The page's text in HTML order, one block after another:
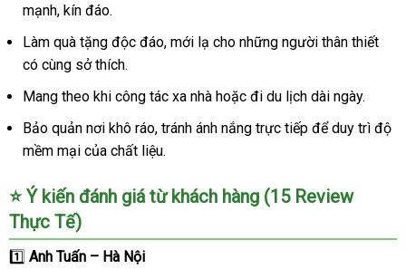
mạnhchợ
, kín đáo.
Làm quà tặng độc đáothanh
, mới lạ cho mini
những người thân thiết
có cùng sở thích.
Mang theo khi công tác xa nhà thanh
toán
hoặc đi du lịch dài ngày.
Bảo quản nơi khô ráotổng
hợp
, tránh ánh nắng trực tiếp có
để duy trì độ
mềm mại danh
của chất liệu.
⭐Ý kiến đánh giá từ khách hàng (15 Review
Thực Tế)
1️⃣ Anh Tuấn – Hà Nội